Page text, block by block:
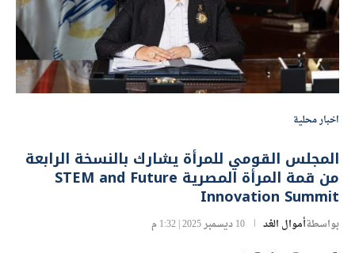
اخبار محلية
المجلس القومي للمرأة يشارك بالنسخة الرابعة
من قمة المرأة المصرية STEM and Future
Innovation Summit
بواسطةأموال الغد 10 ديسمبر 2025 | 1:32 م